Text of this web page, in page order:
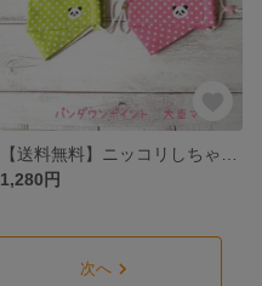
1,280円
次へ